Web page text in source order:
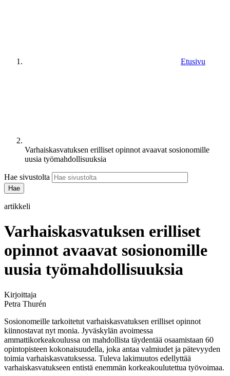
Etusivu
Varhaiskasvatuksen erilliset opinnot avaavat sosionomille
uusia työmahdollisuuksia
Hae sivustolta
artikkeli
Varhaiskasvatuksen erilliset
opinnot avaavat sosionomille
uusia työmahdollisuuksia
Kirjoittaja
Petra Thurén
Sosionomeille tarkoitetut varhaiskasvatuksen erilliset opinnot
kiinnostavat nyt monia. Jyväskylän avoimessa
ammattikorkeakoulussa on mahdollista täydentää osaamistaan 60
opintopisteen kokonaisuudella, joka antaa valmiudet ja pätevyyden
toimia varhaiskasvatuksessa. Tuleva lakimuutos edellyttää
varhaiskasvatukseen entistä enemmän korkeakoulutettua työvoimaa.